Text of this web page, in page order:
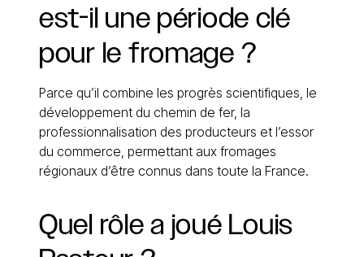
est-il une période clé
pour le fromage ?
Parce qu’il combine les progrès scientifiques, le
développement du chemin de fer, la
professionnalisation des producteurs et l’essor
du commerce, permettant aux fromages
régionaux d’être connus dans toute la France.
Quel rôle a joué Louis